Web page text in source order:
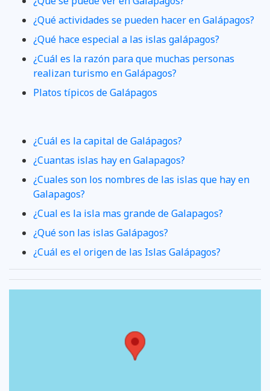
¿Qué actividades se pueden hacer en Galápagos?
¿Qué hace especial a las islas galápagos?
¿Cuál es la razón para que muchas personas
realizan turismo en Galápagos?
Platos típicos de Galápagos
¿Cuál es la capital de Galápagos?
¿Cuantas islas hay en Galapagos?
¿Cuales son los nombres de las islas que hay en
Galapagos?
¿Cual es la isla mas grande de Galapagos?
¿Qué son las islas Galápagos?
¿Cuál es el origen de las Islas Galápagos?